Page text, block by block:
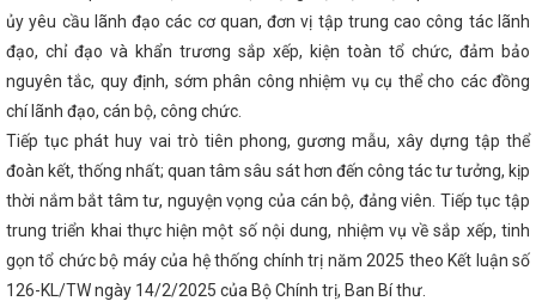
Chính phủ về Thương mại với Hoa Kỳ Nguyễn Hồng Diên tiếp
mệnh toàn quyền Hợp chúng quốc Hoa Kỳ tại Việt Nam
Hà Tĩnh
Tập trung chỉ đạo, phấn đấu đạt và vượt các chỉ tiêu năm
Nguyễn Hoàng Long trong khuôn khổ chuyến thăm cấp nhà
Tổng Bí thư Tô Lâm
Hôm nay Quốc hội thảo luận về phát triển
9 sản phẩm đạt Ocop 4 sao năm 2025
vụ Đảng ủy UBND tỉnh
Hà Tĩnh hoàn thành sơ kết giữa nhiệm
tương đương
“Thương hiệu Quốc gia Việt Nam - Nâng tầm
Thương hiệu Quốc gia năm 2024
Công đoàn ngành Công
Chủ tịch Công đoàn ngành
Hội nghị tổng kết công tác năm
của Đảng bộ Bộ Công Thương
Bộ Công Thương đề xuất các giải
lợi các quyết sách chiến lược của Đảng
Gỡ khó cho doanh
qua thương mại điện tử xuyên biên giới
Hà Tĩnh tổ chức
ủy yêu cầu lãnh đạo các cơ quan, đơn vị tập trung cao công tác lãnh
đạo, chỉ đạo và khẩn trương sắp xếp, kiện toàn tổ chức, đảm bảo
nguyên tắc, quy định, sớm phân công nhiệm vụ cụ thể cho các đồng
chí lãnh đạo, cán bộ, công chức.
Tiếp tục phát huy vai trò tiên phong, gương mẫu, xây dựng tập thể
đoàn kết, thống nhất; quan tâm sâu sát hơn đến công tác tư tưởng, kịp
thời nắm bắt tâm tư, nguyện vọng của cán bộ, đảng viên. Tiếp tục tập
trung triển khai thực hiện một số nội dung, nhiệm vụ về sắp xếp, tinh
gọn tổ chức bộ máy của hệ thống chính trị năm 2025 theo Kết luận số
126-KL/TW ngày 14/2/2025 của Bộ Chính trị, Ban Bí thư.